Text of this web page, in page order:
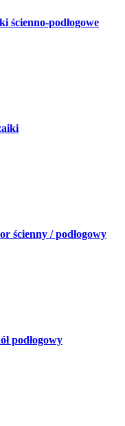
ścienno-podłogowe
ścienny / podłogowy
podłogowy